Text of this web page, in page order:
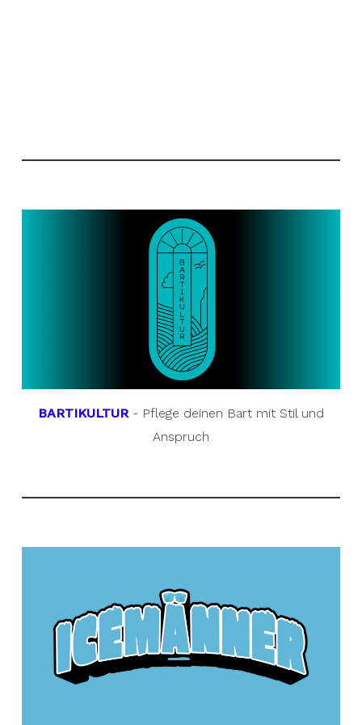
BARTIKULTUR- Pflege deinen Bart mit Stil und
Anspruch